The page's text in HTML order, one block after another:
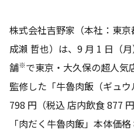
株式会社吉野家（本社：東
成瀨 哲也）は、9 月 1 日（
舗※で東京・大久保の超人気
監修した「牛魯肉飯（ギュ
798 円（税込 店内飲食 877
「肉だく牛魯肉飯」本体価